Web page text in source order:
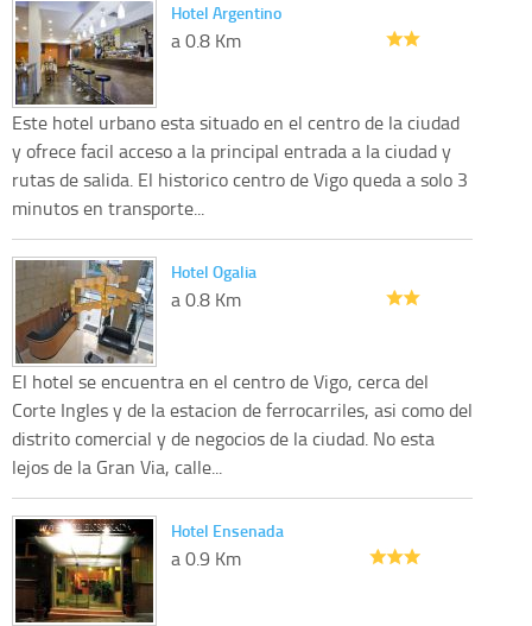
Hotel Argentino
a 0.8 Km
Este hotel urbano esta situado en el centro de la ciudad
y ofrece facil acceso a la principal entrada a la ciudad y
rutas de salida. El historico centro de Vigo queda a solo 3
minutos en transporte...
Hotel Ogalia
a 0.8 Km
El hotel se encuentra en el centro de Vigo, cerca del
Corte Ingles y de la estacion de ferrocarriles, asi como del
distrito comercial y de negocios de la ciudad. No esta
lejos de la Gran Via, calle...
Hotel Ensenada
a 0.9 Km